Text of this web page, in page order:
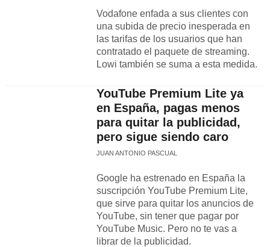
Vodafone enfada a sus clientes con
una subida de precio inesperada en
las tarifas de los usuarios que han
contratado el paquete de streaming.
Lowi también se suma a esta medida.
YouTube Premium Lite ya
en España, pagas menos
para quitar la publicidad,
pero sigue siendo caro
JUAN ANTONIO PASCUAL
Google ha estrenado en España la
suscripción YouTube Premium Lite,
que sirve para quitar los anuncios de
YouTube, sin tener que pagar por
YouTube Music. Pero no te vas a
librar de la publicidad.